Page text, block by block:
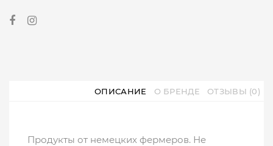
ОПИСАНИЕ О БРЕНДЕ ОТЗЫВЫ (0)
Продукты от немецких фермеров. Не